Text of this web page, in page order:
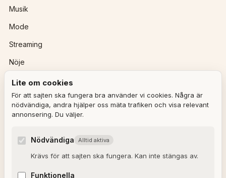
Musik
Mode
Streaming
Nöje
Ulla Granqvist
Lite om cookies
För att sajten ska fungera bra använder vi cookies. Några är
nödvändiga, andra hjälper oss mäta trafiken och visa relevant
annonsering. Du väljer.
Nödvändiga Alltid aktiva
Krävs för att sajten ska fungera. Kan inte stängas av.
Funktionella